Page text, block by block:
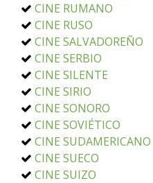
CINE RUMANO
CINE RUSO
CINE SALVADOREÑO
CINE SERBIO
CINE SILENTE
CINE SIRIO
CINE SONORO
CINE SOVIÉTICO
CINE SUDAMERICANO
CINE SUECO
CINE SUIZO